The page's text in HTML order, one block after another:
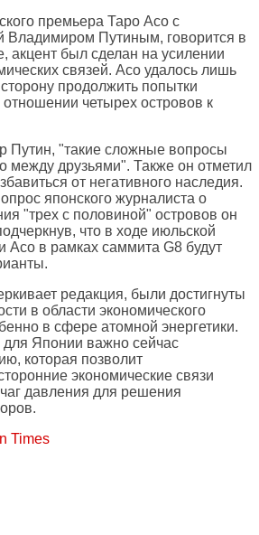
премьера Таро Асо с
Владимиром Путиным, говорится в
акцент был сделан на усилении
связей. Асо удалось лишь
продолжить попытки
четырех островов к
Путин, "такие сложные вопросы
между друзьями". Также он отметил
от негативного наследия.
японского журналиста о
"трех с половиной" островов он
что в ходе июльской
Асо в рамках саммита G8 будут
редакция, были достигнуты
в области экономического
в сфере атомной энергетики.
Японии важно сейчас
которая позволит
экономические связи
давления для решения
Times